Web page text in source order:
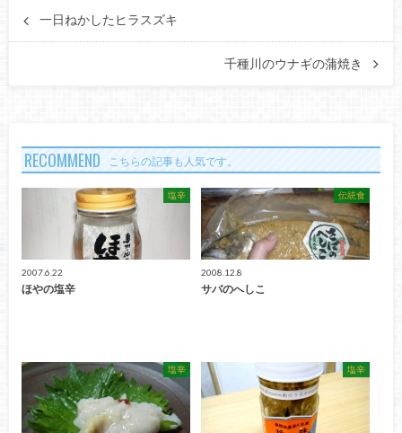
一日ねかしたヒラスズキ
千種川のウナギの蒲焼き
RECOMMEND こちらの記事も人気です。
塩辛
2007.6.22
ほやの塩辛
伝統食
2008.12.8
サバのへしこ
塩辛 塩辛